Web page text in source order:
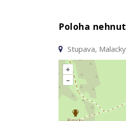
Poloha
Stupava,
+
–